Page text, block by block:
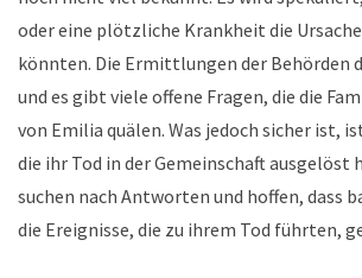
oder eine plötzliche Krankheit die
könnten. Die Ermittlungen der Behörden
und es gibt viele offene Fragen, die die
von Emilia quälen. Was jedoch sicher ist,
die ihr Tod in der Gemeinschaft ausgelöst
suchen nach Antworten und hoffen, dass
die Ereignisse, die zu ihrem Tod führten,